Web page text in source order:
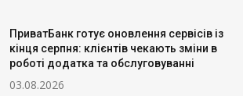
ПриватБанк готує оновлення сервісів із
кінця серпня: клієнтів чекають зміни в
роботі додатка та обслуговуванні
03.08.2026